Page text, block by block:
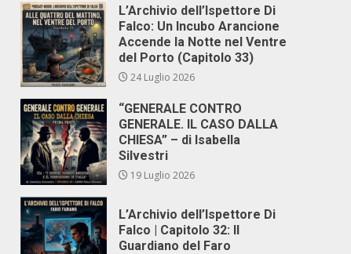
L’Archivio dell’Ispettore Di
Falco: Un Incubo Arancione
Accende la Notte nel Ventre
del Porto (Capitolo 33)
24 Luglio 2026
“GENERALE CONTRO
GENERALE. IL CASO DALLA
CHIESA” – di Isabella
Silvestri
19 Luglio 2026
L’Archivio dell’Ispettore Di
Falco | Capitolo 32: Il
Guardiano del Faro